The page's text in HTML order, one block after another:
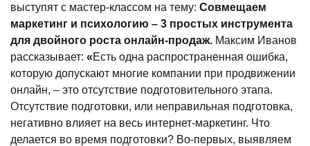
выступят с мастер-классом на тему: Совмещаем
маркетинг и психологию – 3 простых инструмента
для двойного роста онлайн-продаж. Максим Иванов
рассказывает: «Есть одна распространенная ошибка,
которую допускают многие компании при продвижении
онлайн, – это отсутствие подготовительного этапа.
Отсутствие подготовки, или неправильная подготовка,
негативно влияет на весь интернет-маркетинг. Что
делается во время подготовки? Во-первых, выявляем